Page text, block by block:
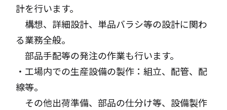
計を行います。
構想、詳細設計、単品バラシ等の設計に関わ
る業務全般。
部品手配等の発注の作業も行います。
・工場内での生産設備の製作：組立、配管、配
線等。
その他出荷準備、部品の仕分け等、設備製作